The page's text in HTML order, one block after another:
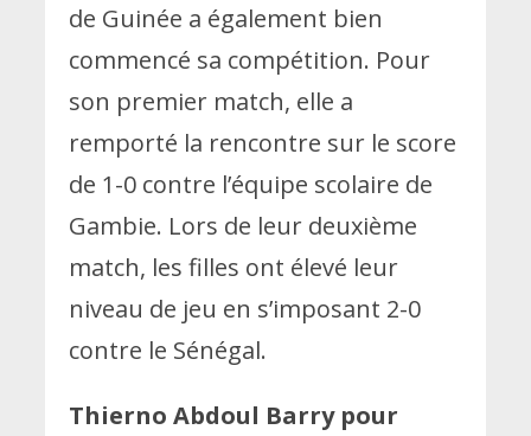
de Guinée a également bien
commencé sa compétition. Pour
son premier match, elle a
remporté la rencontre sur le score
de 1-0 contre l’équipe scolaire de
Gambie. Lors de leur deuxième
match, les filles ont élevé leur
niveau de jeu en s’imposant 2-0
contre le Sénégal.
Thierno Abdoul Barry pour